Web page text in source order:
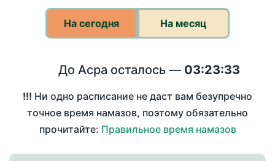
На сегодня На месяц
До Асра осталось — 03:23:33
!!! Ни одно расписание не даст вам безупречно
точное время намазов, поэтому обязательно
прочитайте: Правильное время намазов